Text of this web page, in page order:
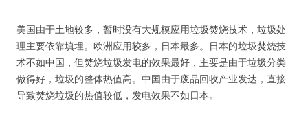
美国由于土地较多，暂时没有大规模应用垃圾焚烧技术，垃圾处
理主要依靠填埋。欧洲应用较多，日本最多。日本的垃圾焚烧技
术不如中国，但焚烧垃圾发电的效果最好，主要是由于垃圾分类
做得好，垃圾的整体热值高。中国由于废品回收产业发达，直接
导致焚烧垃圾的热值较低，发电效果不如日本。